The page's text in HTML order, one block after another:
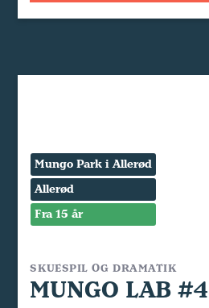
Mungo Park i Allerød
Allerød
Fra 15 år
SKUESPIL OG DRAMATIK
MUNGO LAB